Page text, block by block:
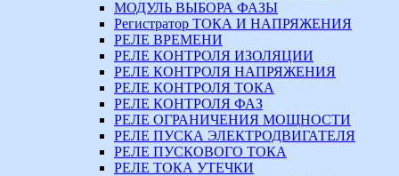
МОДУЛЬ ВЫБОРА ФАЗЫ
Регистратор ТОКА И НАПРЯЖЕНИЯ
РЕЛЕ ВРЕМЕНИ
РЕЛЕ КОНТРОЛЯ ИЗОЛЯЦИИ
РЕЛЕ КОНТРОЛЯ НАПРЯЖЕНИЯ
РЕЛЕ КОНТРОЛЯ ТОКА
РЕЛЕ КОНТРОЛЯ ФАЗ
РЕЛЕ ОГРАНИЧЕНИЯ МОЩНОСТИ
РЕЛЕ ПУСКА ЭЛЕКТРОДВИГАТЕЛЯ
РЕЛЕ ПУСКОВОГО ТОКА
РЕЛЕ ТОКА УТЕЧКИ